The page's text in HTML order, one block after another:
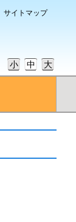
サイトマップ
小 中 大